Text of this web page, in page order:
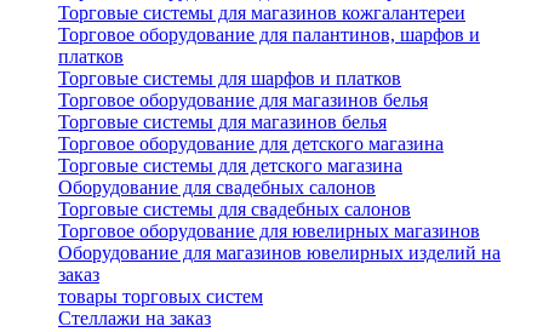
Торговые системы для магазинов кожгалантереи
Торговое оборудование для палантинов, шарфов и
платков
Торговые системы для шарфов и платков
Торговое оборудование для магазинов белья
Торговые системы для магазинов белья
Торговое оборудование для детского магазина
Торговые системы для детского магазина
Оборудование для свадебных салонов
Торговые системы для свадебных салонов
Торговое оборудование для ювелирных магазинов
Оборудование для магазинов ювелирных изделий на
заказ
товары торговых систем
Стеллажи на заказ